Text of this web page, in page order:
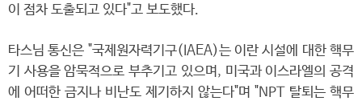
이 점차 도출되고 있다"고 보도했다.
타스님 통신은 "국제원자력기구(IAEA)는 이란 시설에 대한 핵무
기 사용을 암묵적으로 부추기고 있으며, 미국과 이스라엘의 공격
에 어떠한 금지나 비난도 제기하지 않는다"며 "NPT 탈퇴는 핵무